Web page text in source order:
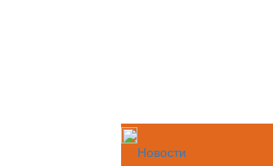
Новости